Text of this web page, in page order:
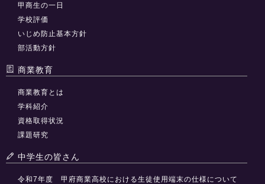
甲商生の一日
学校評価
いじめ防止基本方針
部活動方針
商業教育
商業教育とは
学科紹介
資格取得状況
課題研究
中学生の皆さん
令和7年度 甲府商業高校における生徒使用端末の仕様について